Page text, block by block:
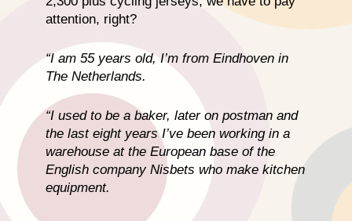
attention, right?
“I am 55 years old, I’m from Eindhoven in
The Netherlands.
“I used to be a baker, later on postman and
the last eight years I’ve been working in a
warehouse at the European base of the
English company Nisbets who make kitchen
equipment.